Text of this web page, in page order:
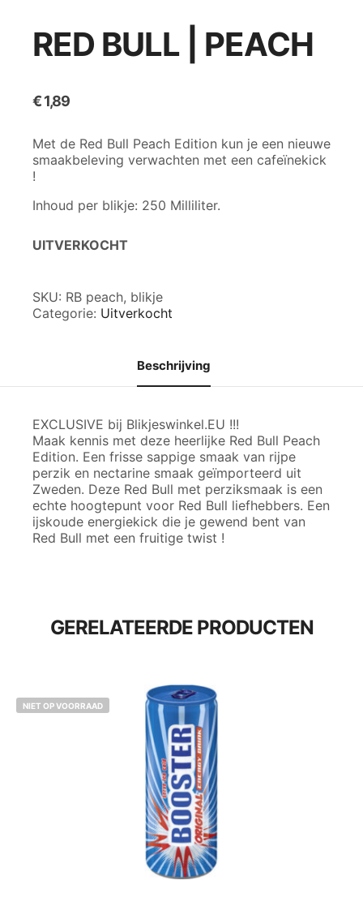
RED BULL | PEACH
€1,89
Met de Red Bull Peach Edition kun je een nieuwe
smaakbeleving verwachten met een cafeïnekick
!
Inhoud per blikje: 250 Milliliter.
UITVERKOCHT
SKU: RB peach, blikje
Categorie: Uitverkocht
Beschrijving
EXCLUSIVE bij Blikjeswinkel.EU !!!
Maak kennis met deze heerlijke Red Bull Peach
Edition. Een frisse sappige smaak van rijpe
perzik en nectarine smaak geïmporteerd uit
Zweden. Deze Red Bull met perziksmaak is een
echte hoogtepunt voor Red Bull liefhebbers. Een
ijskoude energiekick die je gewend bent van
Red Bull met een fruitige twist !
GERELATEERDE PRODUCTEN
NIET OP VOORRAAD